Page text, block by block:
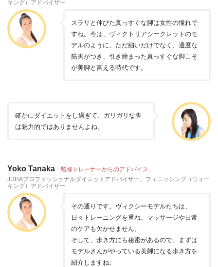
キング）アドバイザー
スラリと伸びた真っすぐな脚は女性の憧れで
すね。今は、ヴィクトリアシークレットのモ
デルのように、ただ細いだけでなく、適度な
筋肉がつき、引き締まった真っすぐな脚こそ
が美脚と言える時代です。
確かにダイエットをし過ぎて、ガリガリな脚
は魅力的ではありませんよね。
Yoko Tanaka 監修トレーナーからのアドバイス
JDHAプロフェッショナルダイエットアドバイザー。フィニッシング（ウォー
キング）アドバイザー
その通りです。ヴィクシーモデルたちは、
日々トレーニングを重ね、マッサージや日常
のケアも欠かせません。
そして、歩き方にも秘密があるので、まずは
モデルさんがやっている美脚になる歩き方を
紹介しますね。